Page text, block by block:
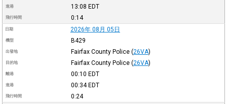
進港 13:08 EDT
飛行時間 0:14
日期 2026年 08月 05日
機型 B429
出發地 Fairfax County Police (26VA)
目的地 Fairfax County Police (26VA)
離港 00:10 EDT
進港 00:34 EDT
飛行時間 0:24